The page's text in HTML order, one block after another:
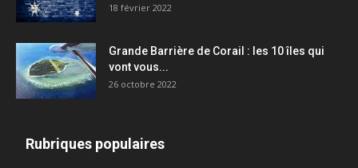
18 février 2022
Grande Barrière de Corail : les 10 îles qui
vont vous...
26 octobre 2022
Rubriques populaires